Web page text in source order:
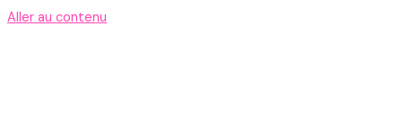
Aller au contenu